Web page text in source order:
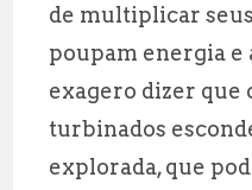
de multiplicar
poupam energia e
exagero dizer que
turbinados
explorada, que